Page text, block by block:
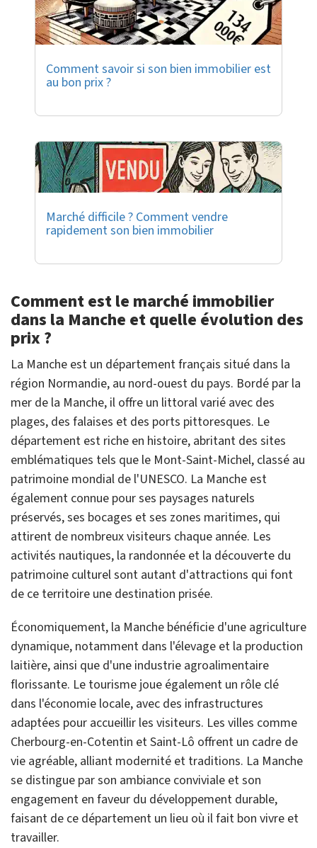
Comment savoir si son bien immobilier est
au bon prix ?
Marché difficile ? Comment vendre
rapidement son bien immobilier
Comment est le marché immobilier
dans la Manche et quelle évolution des
prix ?
La Manche est un département français situé dans la
région Normandie, au nord-ouest du pays. Bordé par la
mer de la Manche, il offre un littoral varié avec des
plages, des falaises et des ports pittoresques. Le
département est riche en histoire, abritant des sites
emblématiques tels que le Mont-Saint-Michel, classé au
patrimoine mondial de l'UNESCO. La Manche est
également connue pour ses paysages naturels
préservés, ses bocages et ses zones maritimes, qui
attirent de nombreux visiteurs chaque année. Les
activités nautiques, la randonnée et la découverte du
patrimoine culturel sont autant d'attractions qui font
de ce territoire une destination prisée.
Économiquement, la Manche bénéficie d'une agriculture
dynamique, notamment dans l'élevage et la production
laitière, ainsi que d'une industrie agroalimentaire
florissante. Le tourisme joue également un rôle clé
dans l'économie locale, avec des infrastructures
adaptées pour accueillir les visiteurs. Les villes comme
Cherbourg-en-Cotentin et Saint-Lô offrent un cadre de
vie agréable, alliant modernité et traditions. La Manche
se distingue par son ambiance conviviale et son
engagement en faveur du développement durable,
faisant de ce département un lieu où il fait bon vivre et
travailler.